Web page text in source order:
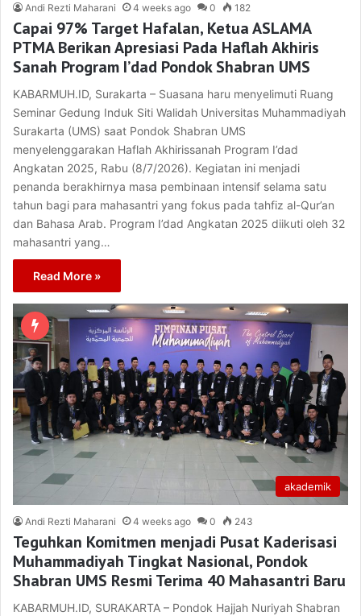
Andi Rezti Maharani 4 weeks ago 0 182
Capai 97% Target Hafalan, Ketua ASLAMA
PTMA Berikan Apresiasi Pada Haflah Akhiris
Sanah Program I’dad Pondok Shabran UMS
KABARMUH.ID, Surakarta – Suasana haru menyelimuti Ruang
Seminar Gedung Induk Siti Walidah Universitas Muhammadiyah
Surakarta (UMS) saat Pondok Shabran UMS
menyelenggarakan Haflah Akhirissanah Program I’dad
Angkatan 2025, Rabu (8/7/2026). Kegiatan ini menjadi
penanda berakhirnya masa pembinaan intensif selama satu
tahun bagi para mahasantri yang fokus pada tahfiz al-Qur’an
dan Bahasa Arab. Program I’dad Angkatan 2025 diikuti oleh 32
mahasantri yang…
Read More »
akademik
Andi Rezti Maharani 4 weeks ago 0 243
Teguhkan Komitmen menjadi Pusat Kaderisasi
Muhammadiyah Tingkat Nasional, Pondok
Shabran UMS Resmi Terima 40 Mahasantri Baru
KABARMUH.ID, SURAKARTA – Pondok Hajjah Nuriyah Shabran